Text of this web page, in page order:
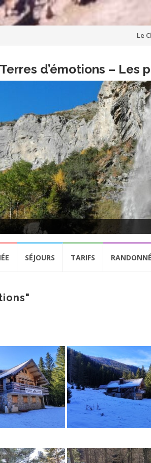
Aller
Le
Terres d’émotions – Les
SÉJOURS TARIFS